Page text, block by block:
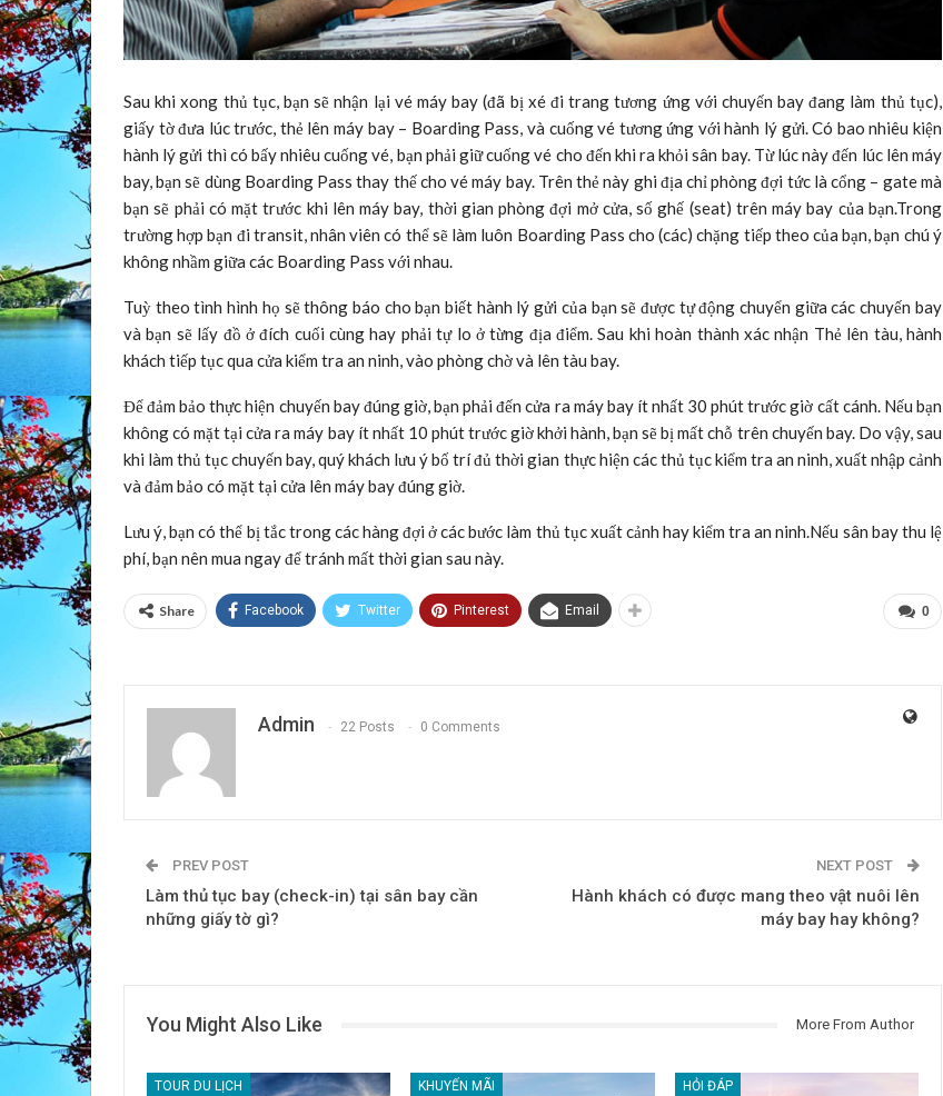
Sau khi xong thủ tục, bạn sẽ nhận lại vé máy bay (đã bị xé đi trang tương ứng với chuyến bay đang làm thủ tục),
giấy tờ đưa lúc trước, thẻ lên máy bay – Boarding Pass, và cuống vé tương ứng với hành lý gửi. Có bao nhiêu kiện
hành lý gửi thì có bấy nhiêu cuống vé, bạn phải giữ cuống vé cho đến khi ra khỏi sân bay. Từ lúc này đến lúc lên máy
bay, bạn sẽ dùng Boarding Pass thay thế cho vé máy bay. Trên thẻ này ghi địa chỉ phòng đợi tức là cổng – gate mà
bạn sẽ phải có mặt trước khi lên máy bay, thời gian phòng đợi mở cửa, số ghế (seat) trên máy bay của bạn.Trong
trường hợp bạn đi transit, nhân viên có thể sẽ làm luôn Boarding Pass cho (các) chặng tiếp theo của bạn, bạn chú ý
không nhầm giữa các Boarding Pass với nhau.
Tuỳ theo tình hình họ sẽ thông báo cho bạn biết hành lý gửi của bạn sẽ được tự động chuyển giữa các chuyến bay
và bạn sẽ lấy đồ ở đích cuối cùng hay phải tự lo ở từng địa điểm. Sau khi hoàn thành xác nhận Thẻ lên tàu, hành
khách tiếp tục qua cửa kiểm tra an ninh, vào phòng chờ và lên tàu bay.
Để đảm bảo thực hiện chuyến bay đúng giờ, bạn phải đến cửa ra máy bay ít nhất 30 phút trước giờ cất cánh. Nếu bạn
không có mặt tại cửa ra máy bay ít nhất 10 phút trước giờ khởi hành, bạn sẽ bị mất chỗ trên chuyến bay. Do vậy, sau
khi làm thủ tục chuyến bay, quý khách lưu ý bố trí đủ thời gian thực hiện các thủ tục kiểm tra an ninh, xuất nhập cảnh
và đảm bảo có mặt tại cửa lên máy bay đúng giờ.
Lưu ý, bạn có thể bị tắc trong các hàng đợi ở các bước làm thủ tục xuất cảnh hay kiểm tra an ninh.Nếu sân bay thu lệ
phí, bạn nên mua ngay để tránh mất thời gian sau này.
0
Share Facebook Twitter Pinterest Email
Admin 22 Posts 0 Comments
PREV POST
Làm thủ tục bay (check-in) tại sân bay cần
những giấy tờ gì?
NEXT POST
Hành khách có được mang theo vật nuôi lên
máy bay hay không?
You Might Also Like More From Author
TOUR DU LỊCH KHUYẾN MÃI HỎI ĐÁP